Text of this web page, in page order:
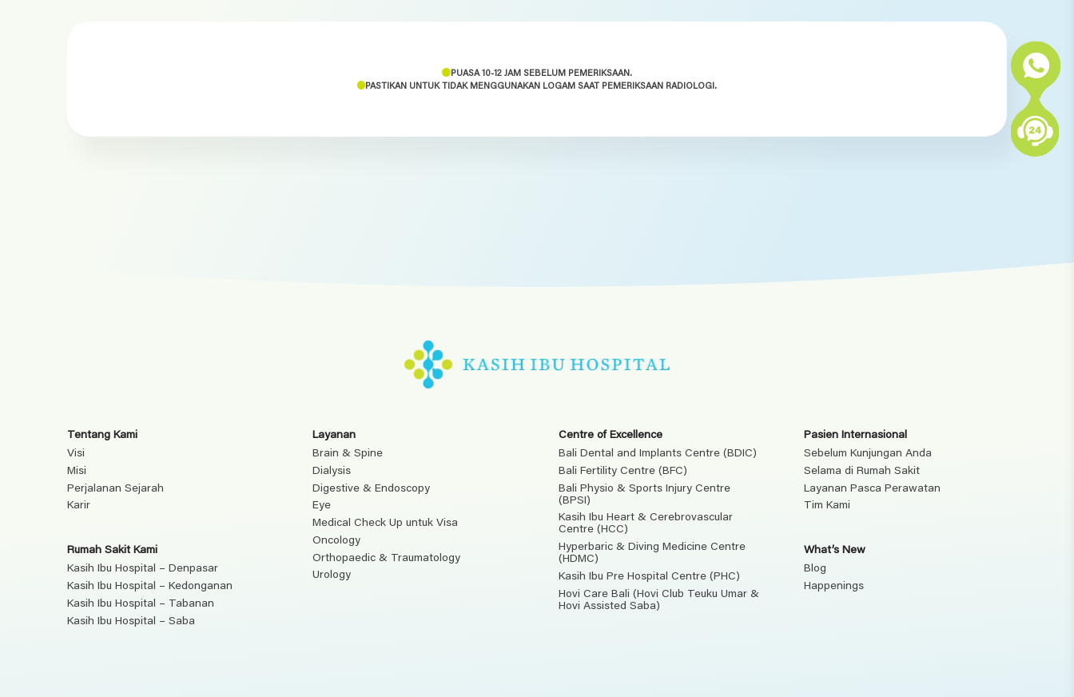
PUASA 10-12 JAM SEBELUM PEMERIKSAAN.
PASTIKAN UNTUK TIDAK MENGGUNAKAN LOGAM SAAT PEMERIKSAAN RADIOLOGI.
Tentang Kami
Visi
Misi
Perjalanan Sejarah
Karir
Rumah Sakit Kami
Kasih Ibu Hospital – Denpasar
Kasih Ibu Hospital – Kedonganan
Kasih Ibu Hospital – Tabanan
Kasih Ibu Hospital – Saba
Layanan
Brain & Spine
Dialysis
Digestive & Endoscopy
Eye
Medical Check Up untuk Visa
Oncology
Orthopaedic & Traumatology
Urology
Centre of Excellence
Bali Dental and Implants Centre (BDIC)
Bali Fertility Centre (BFC)
Bali Physio & Sports Injury Centre
(BPSI)
Kasih Ibu Heart & Cerebrovascular
Centre (HCC)
Hyperbaric & Diving Medicine Centre
(HDMC)
Kasih Ibu Pre Hospital Centre (PHC)
Hovi Care Bali (Hovi Club Teuku Umar &
Hovi Assisted Saba)
Pasien Internasional
Sebelum Kunjungan Anda
Selama di Rumah Sakit
Layanan Pasca Perawatan
Tim Kami
What’s New
Blog
Happenings